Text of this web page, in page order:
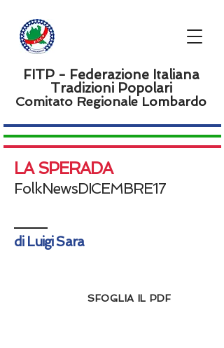
FITP - Federazione Italiana
Tradizioni Popolari
Comitato Regionale Lombardo
LA SPERADA
FolkNewsDICEMBRE17
di Luigi Sara
SFOGLIA IL PDF